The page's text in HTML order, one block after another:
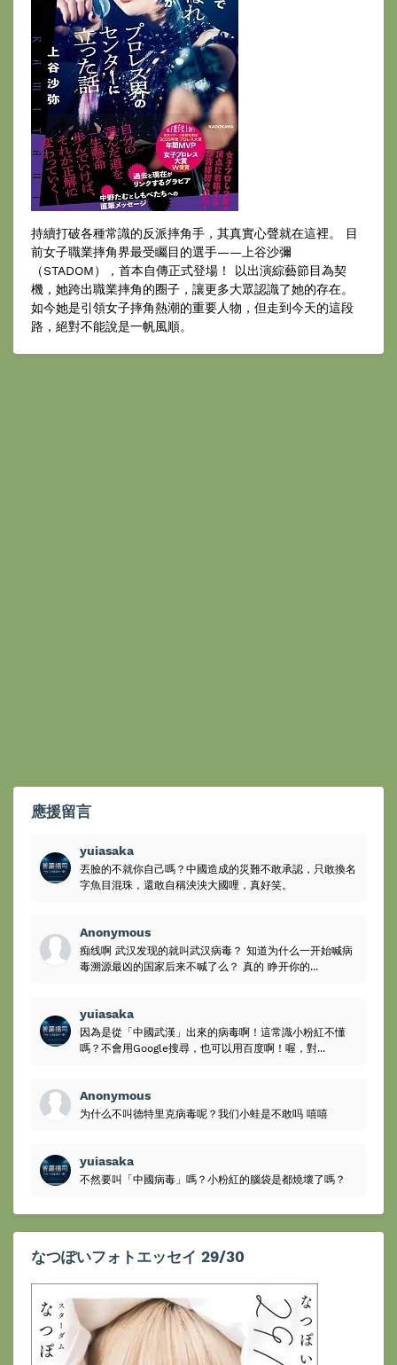
持續打破各種常識的反派摔角手，其真實心聲就在這裡。 目
前女子職業摔角界最受矚目的選手——上谷沙彌
（STADOM），首本自傳正式登場！ 以出演綜藝節目為契
機，她跨出職業摔角的圈子，讓更多大眾認識了她的存在。
如今她是引領女子摔角熱潮的重要人物，但走到今天的這段
路，絕對不能說是一帆風順。
應援留言
yuiasaka
丟臉的不就你自己嗎？中國造成的災難不敢承認，只敢換名
字魚目混珠，還敢自稱泱泱大國哩，真好笑。
Anonymous
痴线啊 武汉发现的就叫武汉病毒？ 知道为什么一开始喊病
毒溯源最凶的国家后来不喊了么？ 真的 睁开你的...
yuiasaka
因為是從「中國武漢」出來的病毒啊！這常識小粉紅不懂
嗎？不會用Google搜尋，也可以用百度啊！喔，對...
Anonymous
为什么不叫德特里克病毒呢？我们小蛙是不敢吗 嘻嘻
yuiasaka
不然要叫「中國病毒」嗎？小粉紅的腦袋是都燒壞了嗎？
なつぽいフォトエッセイ 29/30